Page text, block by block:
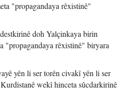
"propagandaya rêxistinê"
doh Yalçinkaya birin
"propagandaya rêxistinê" biryara
yên li ser torên civakî yên li ser
wekî hinceta sûcdarkirinê